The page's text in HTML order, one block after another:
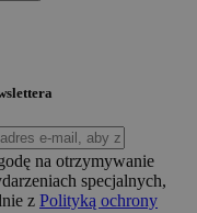
na otrzymywanie
specjalnych,
z Polityką ochrony